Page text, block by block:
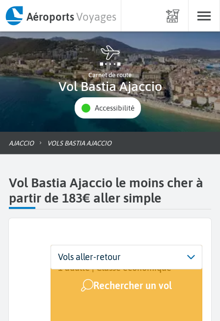
AéroportsVoyages
Carnet de route
Vol Bastia Ajaccio
Accessibilité
AJACCIO VOLS BASTIA AJACCIO
Vol Bastia Ajaccio le moins cher à
partir de 183€ aller simple
Départ
Bastia (BIA)
Dates
Dates de votre voyage
Voyageurs | Classe
1 adulte | Classe économique
Rechercher un vol
Vols aller-retour